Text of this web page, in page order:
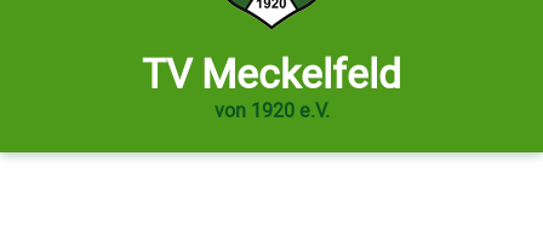
TV Meckelfeld
von 1920 e.V.